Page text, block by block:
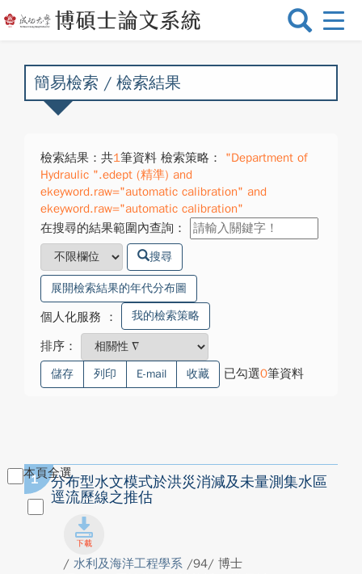
選
換
簡易檢索 / 檢索結果
檢索結果：共1筆資料 檢索策略：
"Department of
Hydraulic ".edept (精準) and
ekeyword.raw="automatic calibration" and
ekeyword.raw="automatic calibration"
在搜尋的結果範圍內查詢：
搜尋
展開檢索結果的年代分布圖
個人化服務 ： 我的檢索策略
排序：
儲存 列印 E-mail 收藏 已勾選0筆資料
本頁全選
1
分布型水文模式於洪災消減及未量測集水區
逕流歷線之推估
/ 水利及海洋工程學系 /94/ 博士